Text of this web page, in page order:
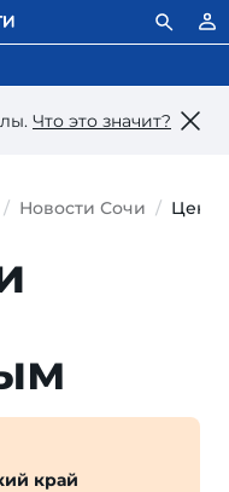
Что это значит?
Новости Сочи
край